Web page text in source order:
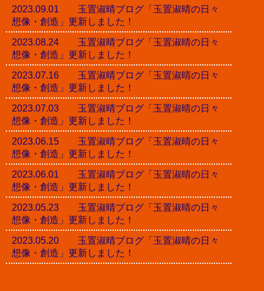
2023.09.01 玉置淑晴ブログ「玉置淑晴の日々
想像・創造」更新しました！
2023.08.24 玉置淑晴ブログ「玉置淑晴の日々
想像・創造」更新しました！
2023.07.16 玉置淑晴ブログ「玉置淑晴の日々
想像・創造」更新しました！
2023.07.03 玉置淑晴ブログ「玉置淑晴の日々
想像・創造」更新しました！
2023.06.15 玉置淑晴ブログ「玉置淑晴の日々
想像・創造」更新しました！
2023.06.01 玉置淑晴ブログ「玉置淑晴の日々
想像・創造」更新しました！
2023.05.23 玉置淑晴ブログ「玉置淑晴の日々
想像・創造」更新しました！
2023.05.20 玉置淑晴ブログ「玉置淑晴の日々
想像・創造」更新しました！